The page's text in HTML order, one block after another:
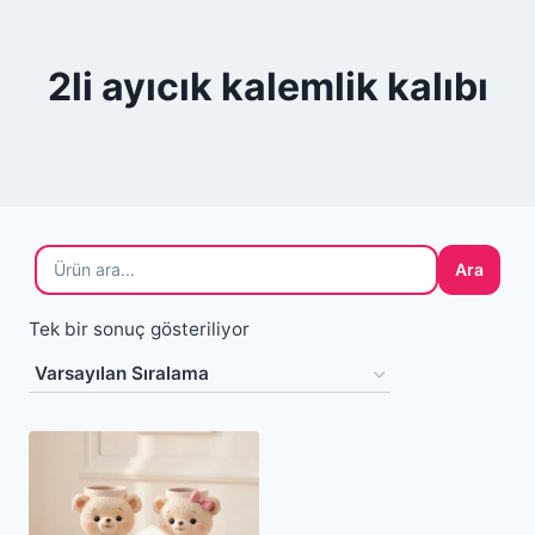
2li ayıcık kalemlik kalıbı
Ara
Tek bir sonuç gösteriliyor